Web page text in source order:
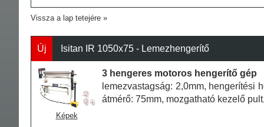
Vissza a lap tetejére
Új Isitan IR 1050x75 - Lemezhengerítő
Képek
3 hengeres motoros hengerítő gép
lemezvastagság: 2,0mm, hengerítési
átmérő: 75mm, mozgatható kezelő